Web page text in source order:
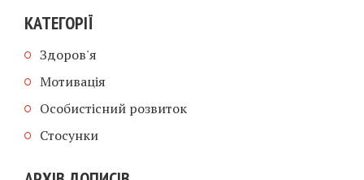
КАТЕГОРІЇ
Здоров'я
Мотивація
Особистісний розвиток
Стосунки